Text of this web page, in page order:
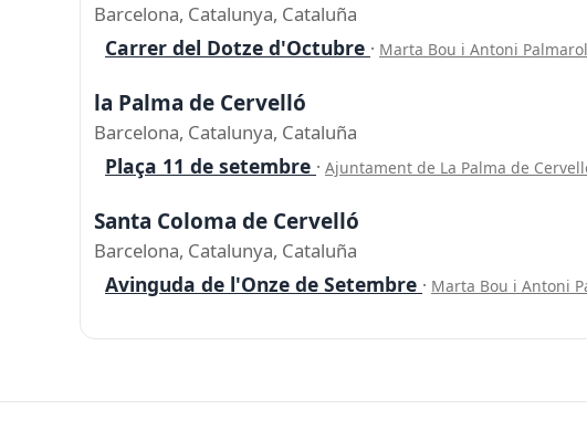
Barcelona, Catalunya, Cataluña
Carrer del Dotze d'Octubre · Marta Bou i Antoni
la Palma de Cervelló
Barcelona, Catalunya, Cataluña
Plaça 11 de setembre · Ajuntament de La Palma de
Santa Coloma de Cervelló
Barcelona, Catalunya, Cataluña
Avinguda de l'Onze de Setembre · Marta Bou i Antoni